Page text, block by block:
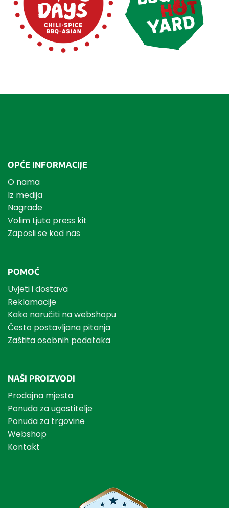
OPĆE INFORMACIJE
O nama
Iz medija
Nagrade
Volim Ljuto press kit
Zaposli se kod nas
POMOĆ
Uvjeti i dostava
Reklamacije
Kako naručiti na webshopu
Često postavljana pitanja
Zaštita osobnih podataka
NAŠI PROIZVODI
Prodajna mjesta
Ponuda za ugostitelje
Ponuda za trgovine
Webshop
Kontakt